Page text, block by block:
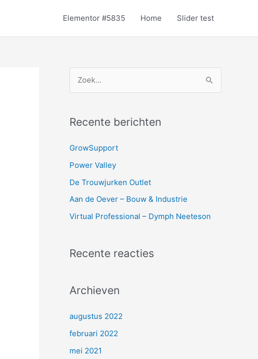
Elementor #5835 Home Slider test
k
n
r
:
Recente berichten
GrowSupport
Power Valley
De Trouwjurken Outlet
Aan de Oever – Bouw & Industrie
Virtual Professional – Dymph Neeteson
Recente reacties
Archieven
augustus 2022
februari 2022
mei 2021